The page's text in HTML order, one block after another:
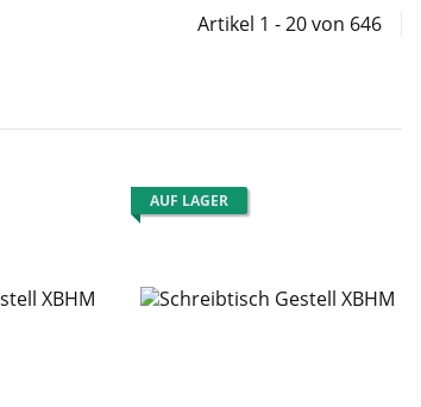
Artikel 1 - 20 von 646
AUF LAGER